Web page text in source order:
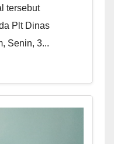
tersebut
Plt Dinas
Senin, 3...